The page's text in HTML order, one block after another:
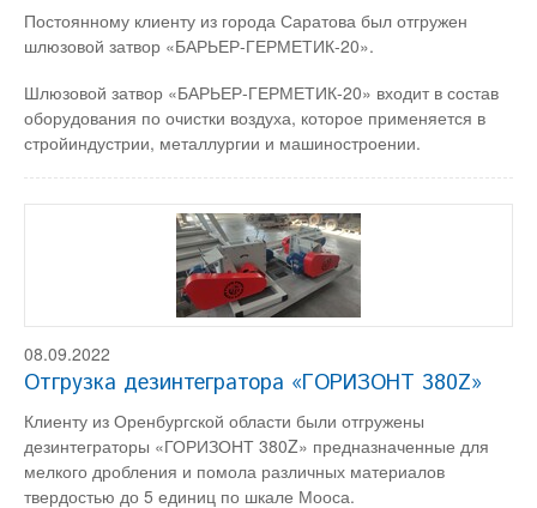
Постоянному клиенту из города Саратова был отгружен
шлюзовой затвор «БАРЬЕР-ГЕРМЕТИК-20».
Шлюзовой затвор «БАРЬЕР-ГЕРМЕТИК-20» входит в состав
оборудования по очистки воздуха, которое применяется в
стройиндустрии, металлургии и машиностроении.
08.09.2022
Отгрузка дезинтегратора «ГОРИЗОНТ 380Z»
Клиенту из Оренбургской области были отгружены
дезинтеграторы «ГОРИЗОНТ 380Z» предназначенные для
мелкого дробления и помола различных материалов
твердостью до 5 единиц по шкале Мооса.